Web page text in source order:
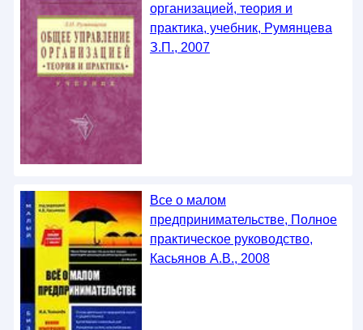
организацией, теория и
практика, учебник, Румянцева
З.П., 2007
Все о малом
предпринимательстве, Полное
практическое руководство,
Касьянов А.В., 2008